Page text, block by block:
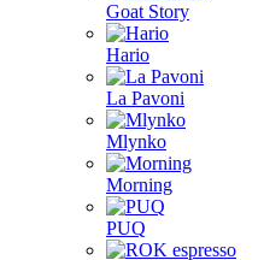
Goat Story
Hario
La Pavoni
Mlynko
Morning
PUQ